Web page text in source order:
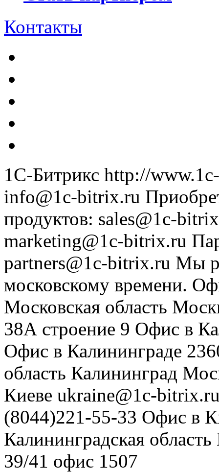
Контакты
1С-Битрикс http://
info@1c-bitrix.ru
продуктов: sales@1c-
marketing@1c-bitrix.ru
partners@1c-bitrix.ru Мы
московскому времени.
Московская область
38А строение 9 Офис в
Офис в Калининграде
область Калининград
Киеве ukraine@1c-
(8044)221-55-33 Офис в
Калининградская область
39/41 офис 1507